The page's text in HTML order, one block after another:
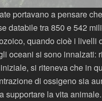
portavano a pensare
databile tra 850 e 542
quando cioè i livelli
oceani si sono innalzati:
si riteneva che in
di ossigeno sia
supportare la vita